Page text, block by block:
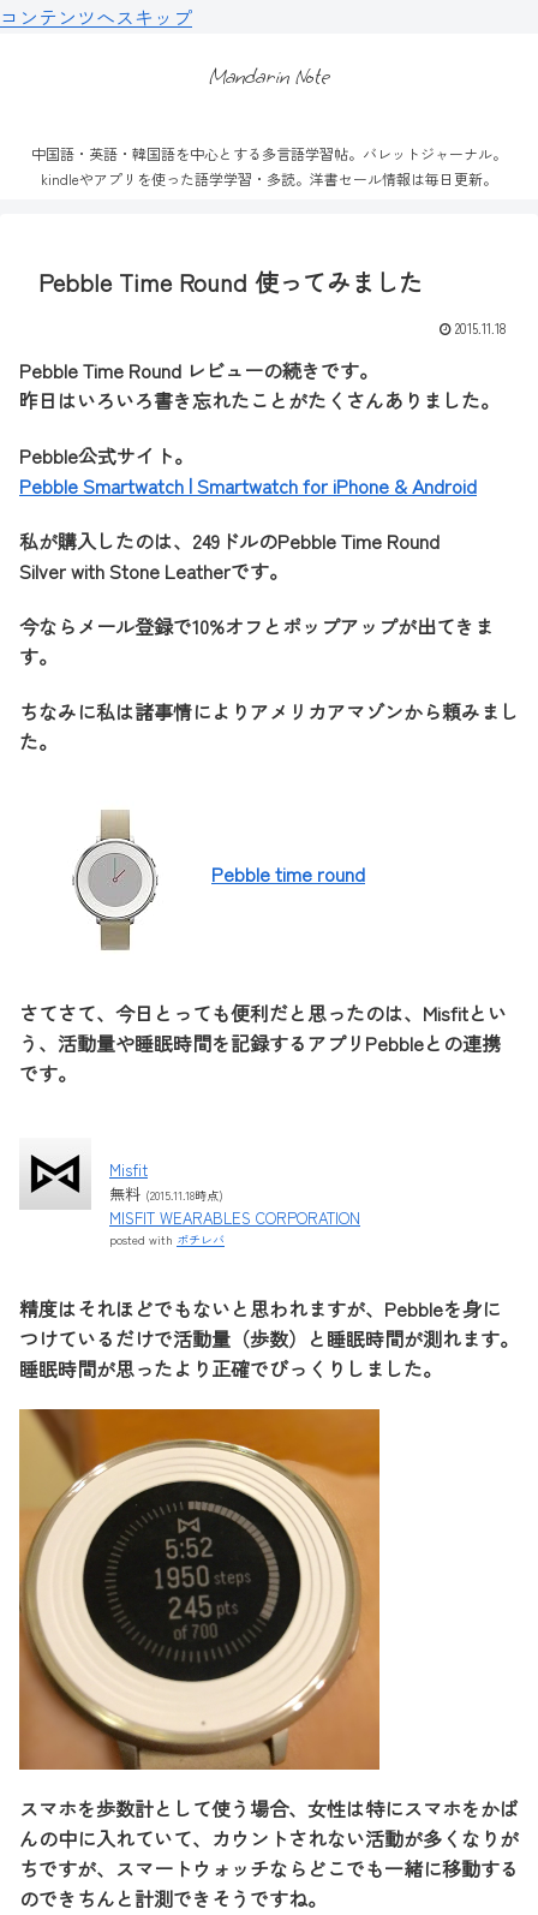
コンテンツへスキップ
Mandarin Note
中国語・英語・韓国語を中心とする多言語学習帖。バレットジャーナル。
kindleやアプリを使った語学学習・多読。洋書セール情報は毎日更新。
Pebble Time Round 使ってみました
2015.11.18
Pebble Time Round レビューの続きです。
昨日はいろいろ書き忘れたことがたくさんありました。
Pebble公式サイト。
Pebble Smartwatch | Smartwatch for iPhone & Android
私が購入したのは、249ドルのPebble Time Round
Silver with Stone Leatherです。
今ならメール登録で10%オフとポップアップが出てきま
す。
ちなみに私は諸事情によりアメリカアマゾンから頼みまし
た。
Pebble time round
さてさて、今日とっても便利だと思ったのは、Misfitとい
う、活動量や睡眠時間を記録するアプリPebbleとの連携
です。
Misfit
無料 (2015.11.18時点)
MISFIT WEARABLES CORPORATION
posted with ポチレバ
精度はそれほどでもないと思われますが、Pebbleを身に
つけているだけで活動量（歩数）と睡眠時間が測れます。
睡眠時間が思ったより正確でびっくりしました。
スマホを歩数計として使う場合、女性は特にスマホをかば
んの中に入れていて、カウントされない活動が多くなりが
ちですが、スマートウォッチならどこでも一緒に移動する
のできちんと計測できそうですね。